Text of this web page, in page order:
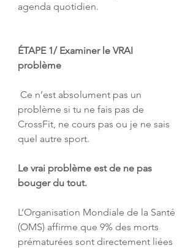
agenda quotidien.
ÉTAPE 1/ Examiner le VRAI
problème
problème si tu ne fais pas de
CrossFit, ne cours pas ou je ne sais
quel autre sport.
Le vrai problème est de ne pas
bouger du tout.
L’Organisation Mondiale de la Santé
(OMS) affirme que 9% des morts
prématurées sont directement liées